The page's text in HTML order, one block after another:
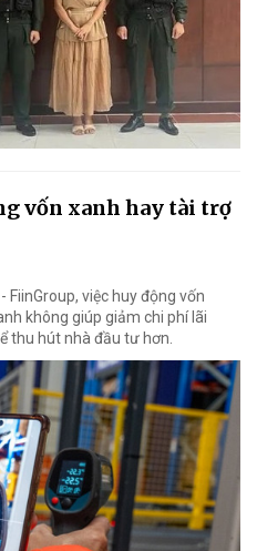
vốn xanh hay tài trợ
FiinGroup, việc huy động vốn
không giúp giảm chi phí lãi
thu hút nhà đầu tư hơn.